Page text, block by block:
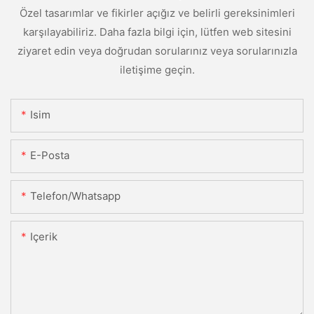
Özel tasarımlar ve fikirler açığız ve belirli gereksinimleri
karşılayabiliriz. Daha fazla bilgi için, lütfen web sitesini
ziyaret edin veya doğrudan sorularınız veya sorularınızla
iletişime geçin.
Isim
E-Posta
Telefon/whatsapp
Içerik